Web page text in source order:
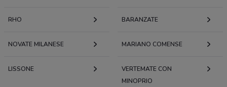
RHO BARANZATE
NOVATE MILANESE MARIANO COMENSE
LISSONE
VERTEMATE CON
MINOPRIO